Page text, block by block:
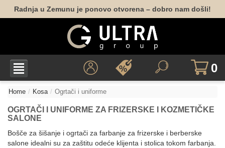
Radnja u Zemunu je ponovo otvorena – dobro nam došli!
0
Home Kosa Ogrtači i uniforme
OGRTAČI I UNIFORME ZA FRIZERSKE I KOZMETIČKE
SALONE
Bošče za šišanje i ogrtači za farbanje za frizerske i berberske
salone idealni su za zaštitu odeće klijenta i stolica tokom farbanja.